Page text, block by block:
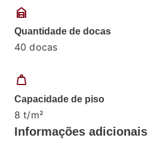
garage_home
Quantidade de docas
40 docas
weight
Capacidade de piso
8 t/m²
Informações adicionais